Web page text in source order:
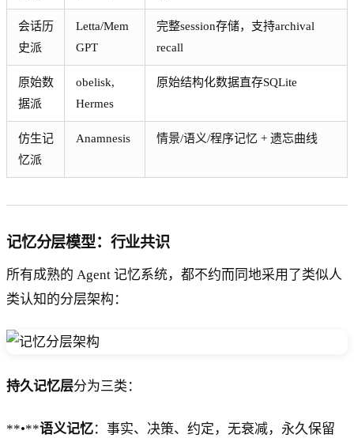
会话历
史派
Letta/Mem
GPT
完整session存储，支持archival
recall
原始数
据派
obelisk,
Hermes
原始结构化数据直存SQLite
仿生记
忆派
Anamnesis 情景/语义/程序记忆 + 遗忘曲线
记忆分层模型：行业共识
所有成熟的 Agent 记忆系统，都不约而同地采用了类似人
类认知的分层架构：
持久记忆层分为三类：
**•**语义记忆：事实、决策、约定，无衰减，永久保留